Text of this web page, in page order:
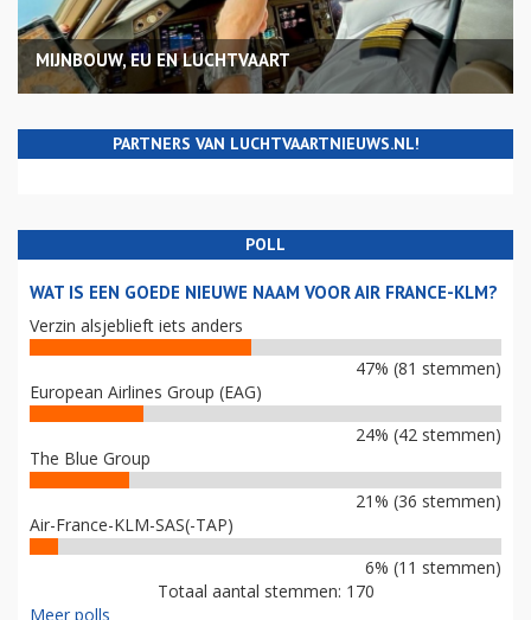
MIJNBOUW, EU EN LUCHTVAART
PARTNERS VAN LUCHTVAARTNIEUWS.NL!
POLL
WAT IS EEN GOEDE NIEUWE NAAM VOOR AIR FRANCE-KLM?
Verzin alsjeblieft iets anders
47% (81 stemmen)
European Airlines Group (EAG)
24% (42 stemmen)
The Blue Group
21% (36 stemmen)
Air-France-KLM-SAS(-TAP)
6% (11 stemmen)
Totaal aantal stemmen: 170
Meer polls